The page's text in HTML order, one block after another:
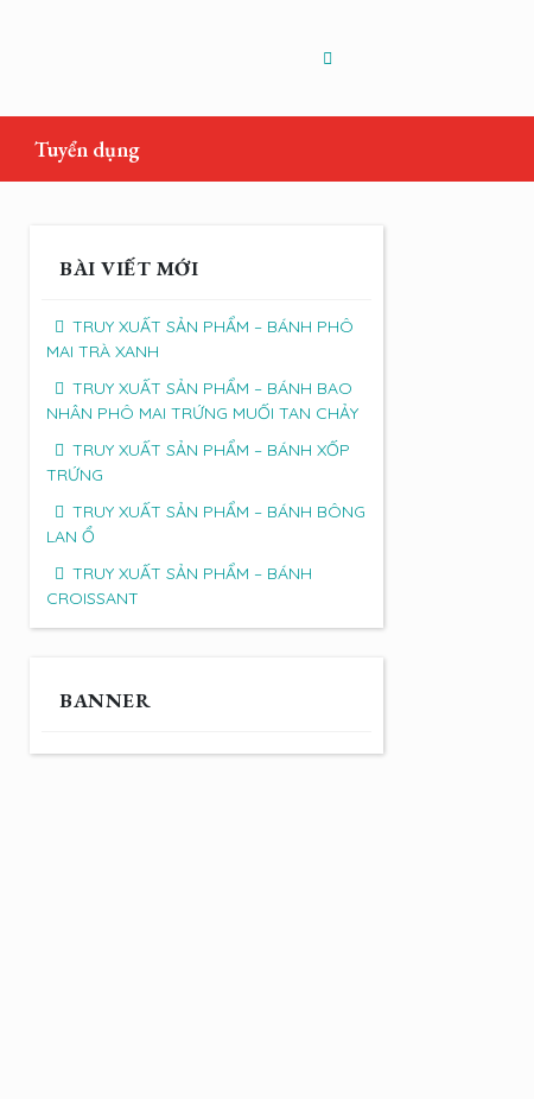
Tuyển dụng
BÀI VIẾT MỚI
TRUY XUẤT SẢN PHẨM – BÁNH PHÔ
MAI TRÀ XANH
TRUY XUẤT SẢN PHẨM – BÁNH BAO
NHÂN PHÔ MAI TRỨNG MUỐI TAN CHẢY
TRUY XUẤT SẢN PHẨM – BÁNH XỐP
TRỨNG
TRUY XUẤT SẢN PHẨM – BÁNH BÔNG
LAN Ổ
TRUY XUẤT SẢN PHẨM – BÁNH
CROISSANT
BANNER